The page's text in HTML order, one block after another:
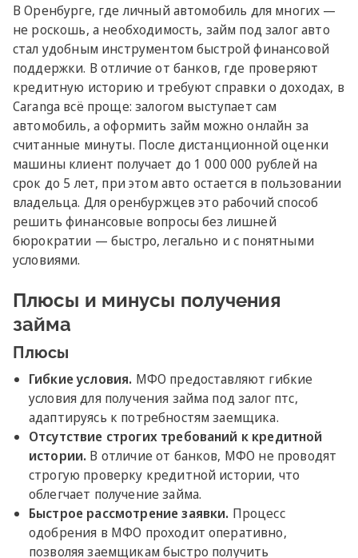
В Оренбурге, где личный автомобиль для многих —
не роскошь, а необходимость, займ под залог авто
стал удобным инструментом быстрой финансовой
поддержки. В отличие от банков, где проверяют
кредитную историю и требуют справки о доходах, в
Caranga всё проще: залогом выступает сам
автомобиль, а оформить займ можно онлайн за
считанные минуты. После дистанционной оценки
машины клиент получает до 1 000 000 рублей на
срок до 5 лет, при этом авто остается в пользовании
владельца. Для оренбуржцев это рабочий способ
решить финансовые вопросы без лишней
бюрократии — быстро, легально и с понятными
условиями.
Плюсы и минусы получения
займа
Плюсы
Гибкие условия. МФО предоставляют гибкие
условия для получения займа под залог птс,
адаптируясь к потребностям заемщика.
Отсутствие строгих требований к кредитной
истории. В отличие от банков, МФО не проводят
строгую проверку кредитной истории, что
облегчает получение займа.
Быстрое рассмотрение заявки. Процесс
одобрения в МФО проходит оперативно,
позволяя заемщикам быстро получить